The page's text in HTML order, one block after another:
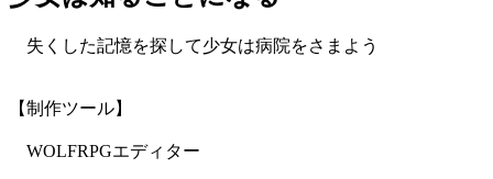
失くした記憶を探して少女は病院をさまよう
【制作ツール】
WOLFRPGエディター